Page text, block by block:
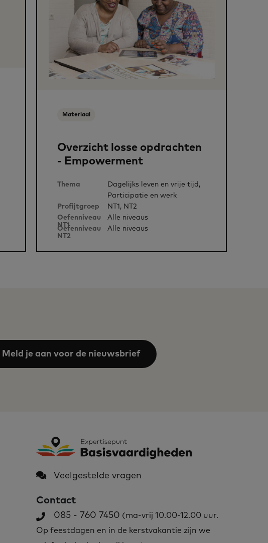
Materiaal
Overzicht losse opdrachten
- Empowerment
Thema
Dagelijks leven en vrije tijd,
Participatie en werk
Profijtgroep
NT1, NT2
Oefenniveau
NT1
Alle niveaus
Oefenniveau
NT2
Alle niveaus
Meld je aan voor de nieuwsbrief
Veelgestelde vragen
Contact
085 - 760 7450 (ma-vrij 10.00-12.00 uur.
Op feestdagen en in de kerstvakantie zijn we